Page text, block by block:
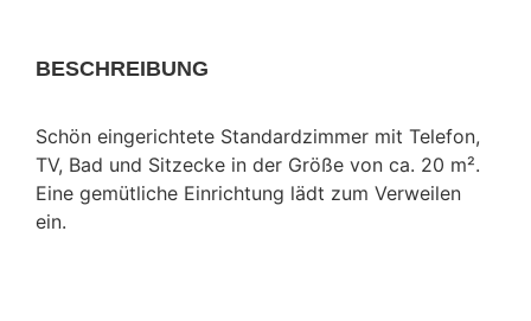
BESCHREIBUNG
Schön eingerichtete Standardzimmer mit Telefon,
TV, Bad und Sitzecke in der Größe von ca. 20 m².
Eine gemütliche Einrichtung lädt zum Verweilen
ein.